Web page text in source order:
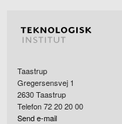
Taastrup
Gregersensvej 1
2630Taastrup
Telefon 72 20 20 00
Send e-mail